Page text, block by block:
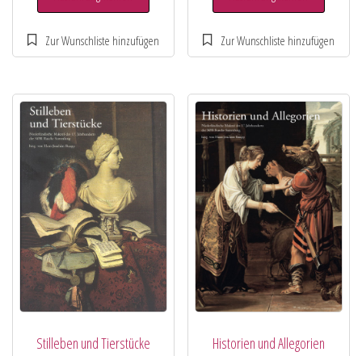
Stilleben und Tierstücke Historien und Allegorien